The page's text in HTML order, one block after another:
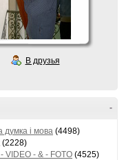
В друзья
-
думка і мова (4498)
(2228)
VIDEO - & - FOTO (4525)